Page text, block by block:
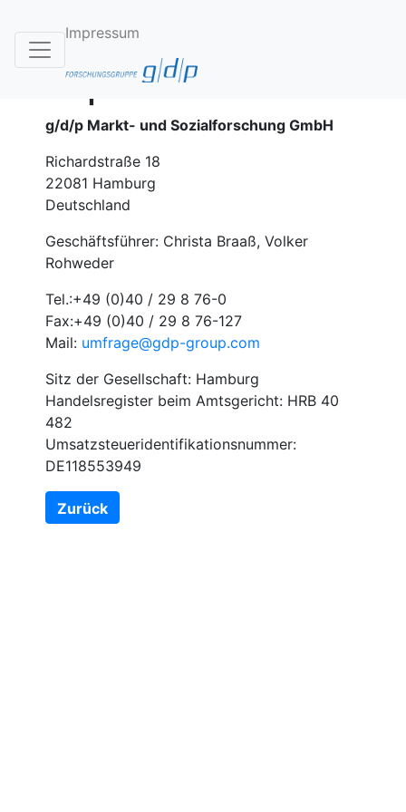
Impressum
Impressum
g/d/p Markt- und Sozialforschung GmbH
Richardstraße 18
22081 Hamburg
Deutschland
Geschäftsführer: Christa Braaß, Volker
Rohweder
Tel.:+49 (0)40 / 29 8 76-0
Fax:+49 (0)40 / 29 8 76-127
Mail: umfrage@gdp-group.com
Sitz der Gesellschaft: Hamburg
Handelsregister beim Amtsgericht: HRB 40
482
Umsatzsteueridentifikationsnummer:
DE118553949
Zurück